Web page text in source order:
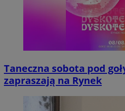
Taneczna sobota pod
zapraszają na Rynek